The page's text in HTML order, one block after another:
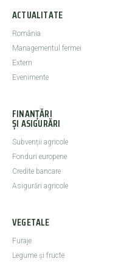
ACTUALITATE
România
Managementul fermei
Extern
Evenimente
FINANȚĂRI
ȘI ASIGURĂRI
Subvenții agricole
Fonduri europene
Credite bancare
Asigurări agricole
VEGETALE
Furaje
Legume şi fructe